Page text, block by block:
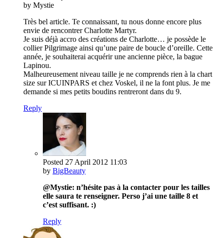
by Mystie
Très bel article. Te connaissant, tu nous donne encore plus
envie de rencontrer Charlotte Martyr.
Je suis déjà accro des créations de Charlotte… je possède le
collier Pilgrimage ainsi qu’une paire de boucle d’oreille. Cette
année, je souhaiterai acquérir une ancienne pièce, la bague
Lapinou.
Malheureusement niveau taille je ne comprends rien à la chart
size sur ICUINPARS et chez Voskel, il ne la font plus. Je me
demande si mes petits boudins rentreront dans du 9.
Reply
Posted 27 April 2012 11:03
by BigBeauty
@Mystie: n’hésite pas à la contacter pour les tailles
elle saura te renseigner. Perso j’ai une taille 8 et
c’est suffisant. :)
Reply